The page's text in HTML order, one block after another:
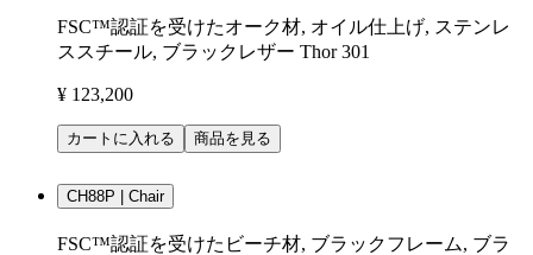
FSC™認証を受けたオーク材, オイル仕上げ, ステンレ
ススチール, ブラックレザー Thor 301
¥ 123,200
カートに入れる 商品を見る
CH88P | Chair
FSC™認証を受けたビーチ材, ブラックフレーム, ブラ